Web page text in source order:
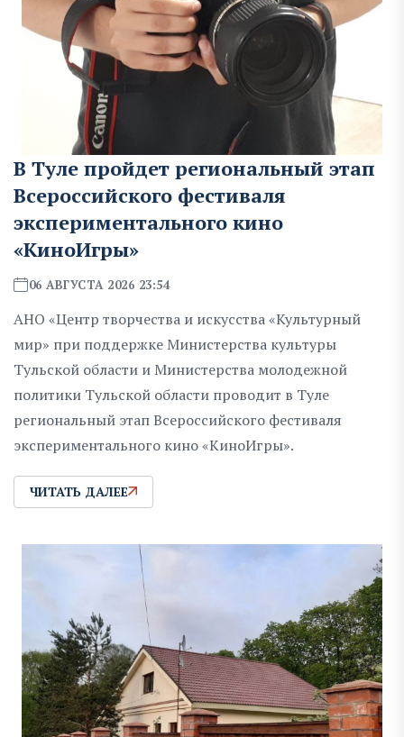
В Туле пройдет региональный этап
Всероссийского фестиваля
экспериментального кино
«КиноИгры»
06 АВГУСТА 2026 23:54
АНО «Центр творчества и искусства «Культурный
мир» при поддержке Министерства культуры
Тульской области и Министерства молодежной
политики Тульской области проводит в Туле
региональный этап Всероссийского фестиваля
экспериментального кино «КиноИгры».
ЧИТАТЬ ДАЛЕЕ